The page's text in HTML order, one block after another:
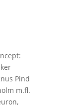
Pind
m.fl.